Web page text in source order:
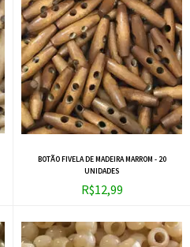
BOTÃO FIVELA DE MADEIRA MARROM - 20
UNIDADES
R$12,99